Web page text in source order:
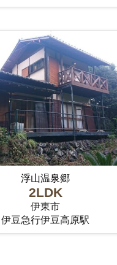
浮山温泉郷
2LDK
伊東市
伊豆急行伊豆高原駅